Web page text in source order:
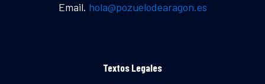
Email. hola@pozuelodearagon.es
Textos Legales